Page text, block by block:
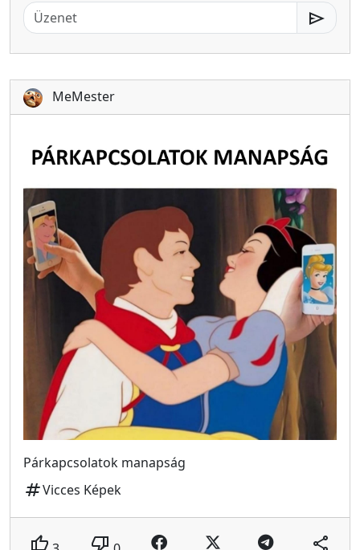
send
MeMester
Párkapcsolatok manapság
tagVicces Képek
thumb_up thumb_down share